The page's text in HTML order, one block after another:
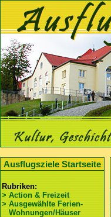
Ausflugsziele Startseite
Rubriken:
> Action & Freizeit
> Ausgewählte Ferien-
Wohnungen/Häuser